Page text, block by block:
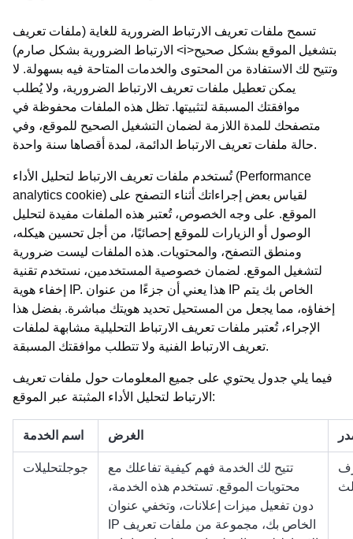
تسمح ملفات تعريف الارتباط الضرورية للغاية (ملفات تعريف
الارتباط الضرورية بشكل صارم) <i>بتشغيل الموقع بشكل صحيح
وتتيح لك الاستفادة من المحتوى والخدمات المتاحة فيه بسهولة. لا
يمكن تعطيل ملفات تعريف الارتباط الضرورية، ولا يُطلب
موافقتك المسبقة لتثبيتها. تظل هذه الملفات محفوظة في
متصفحك للمدة اللازمة لضمان التشغيل الصحيح للموقع، وفي
حالة ملفات تعريف الارتباط الدائمة، لمدة أقصاها سنة واحدة.
تُستخدم ملفات تعريف الارتباط لتحليل الأداء (Performance
analytics cookie) لقياس بعض إجراءاتك أثناء التصفح على
الموقع. على وجه الخصوص، تُعتبر هذه الملفات مفيدة لتحليل
الوصول أو الزيارات للموقع إحصائيًا، من أجل تحسين هيكله،
ومنطق التصفح، والمحتويات. هذه الملفات ليست ضرورية
لتشغيل الموقع. لضمان خصوصية المستخدمين، نستخدم تقنية
إخفاء هوية IP. هذا يعني أن جزءًا من عنوان IP الخاص بك يتم
إخفاؤه، مما يجعل من المستحيل تحديد هويتك مباشرة. بفضل هذا
الإجراء، تُعتبر ملفات تعريف الارتباط التحليلية مشابهة لملفات
تعريف الارتباط الفنية ولا تتطلب موافقتك المسبقة.
فيما يلي جدول يحتوي على جميع المعلومات حول ملفات تعريف
الارتباط لتحليل الأداء المثبتة عبر الموقع:
اسم الخدمة الغرض
جوجلتحليلات
تتيح لك الخدمة فهم كيفية تفاعلك مع
محتويات الموقع. تستخدم هذه الخدمة،
دون تفعيل ميزات إعلانات، وتخفي عنوان
IP الخاص بك، مجموعة من ملفات تعريف